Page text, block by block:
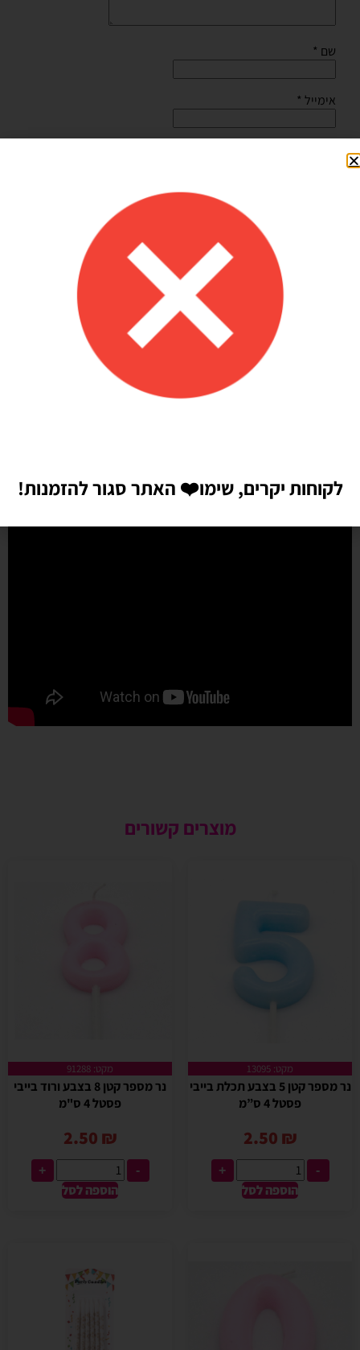
שם *
אימייל *
Shilav Sayag
איכות מדהימה!
הזמנתי בלונים כדי לעצב קשת ליום הולדת של הבן שלי, המשלוח הגיע
מהר מהמצופה!! הכל באיכות מדהימה, בצבעים יפים בדיוק כמו שחשבתי
שיהיו!! התמונות מדברות בעד עצמן!! ממליצה בחום♥️♥️♥️
מוצרים קשורים
מקט: 13095
נר מספר קטן 5 בצבע תכלת בייבי
פסטל 4 ס”מ
2.50 ₪
-
+
הוספה לסל
מקט: 91288
נר מספר קטן 8 בצבע ורוד בייבי
פסטל 4 ס"מ
2.50 ₪
-
+
הוספה לסל
לקוחות יקרים, שימו❤️ האתר סגור להזמנות!